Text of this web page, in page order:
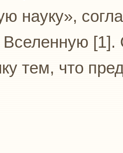
науку»,
Вселенную [1].
тем, что